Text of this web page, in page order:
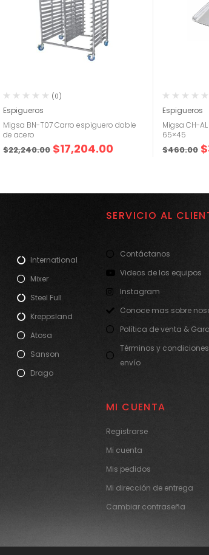
(0)
Espigueros
Migsa BN-T07 Carro espiguero doble
de acero
$22,240.00 $17,204.00
Espigueros
Migsa CH-
65×45
$460.00 $
International
Mixer
Steel Full
Kreppsland
Atosa
Sanson
Drago
SERVICIO AL
Contáctanos
Videos de los equipos
Instagram
Conoce mas sobre
Política de venta &
Términos y
envío
MI CUENTA
Registrarse
Mi cuenta
Mis pedidos
Mi dirección de entrega
Cambiar contraseña